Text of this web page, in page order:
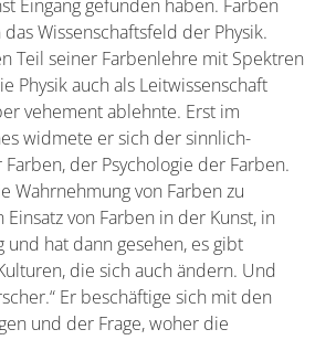
Eingang gefunden haben. Farben
Wissenschaftsfeld der Physik.
Teil seiner Farbenlehre mit Spektren
Physik auch als Leitwissenschaft
vehement ablehnte. Erst im
widmete er sich der sinnlich-
der Psychologie der Farben.
Wahrnehmung von Farben zu
von Farben in der Kunst, in
hat dann gesehen, es gibt
die sich auch ändern. Und
Er beschäftige sich mit den
und der Frage, woher die